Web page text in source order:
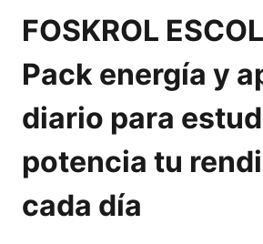
FOSKROL
Pack energía y
diario para
potencia tu
cada día